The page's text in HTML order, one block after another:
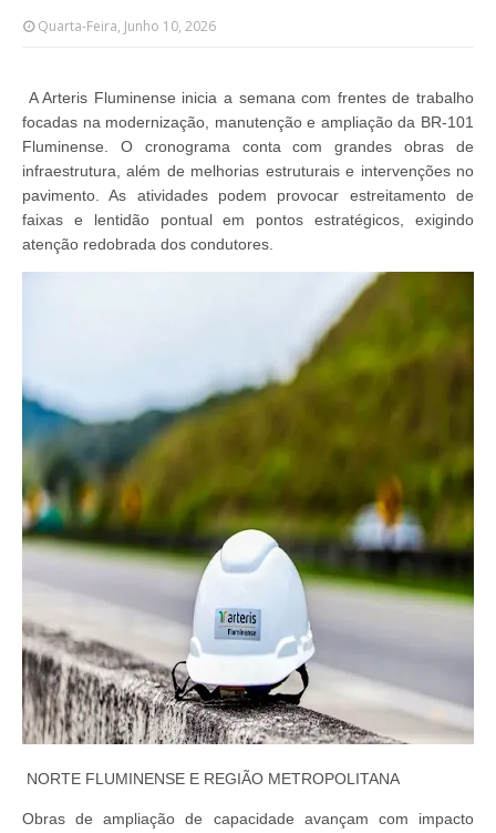
Quarta-Feira, Junho 10, 2026
A Arteris Fluminense inicia a semana com frentes de trabalho
focadas na modernização, manutenção e ampliação da BR-101
Fluminense. O cronograma conta com grandes obras de
infraestrutura, além de melhorias estruturais e intervenções no
pavimento. As atividades podem provocar estreitamento de
faixas e lentidão pontual em pontos estratégicos, exigindo
atenção redobrada dos condutores.
NORTE FLUMINENSE E REGIÃO METROPOLITANA
Obras de ampliação de capacidade avançam com impacto